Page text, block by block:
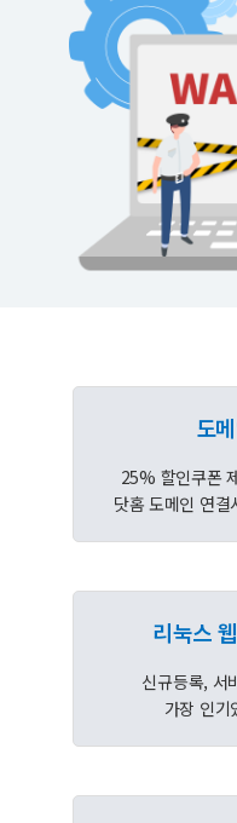
도
25% 할인쿠폰
닷홈 도메인 연결
리눅스
신규등록, 서
가장 인기